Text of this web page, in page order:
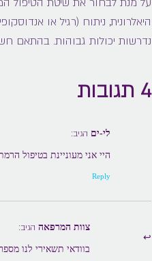
היאלרונית, ניתוח (רגיל או
נדרשות יכולות גבוהות. בהתאם
4 תגובות
לי-ים הגיב:
היי אני מעוניינת בטיפול
Reply
צוות המרפאה הגיב:
בוודאי תשאירי לנו